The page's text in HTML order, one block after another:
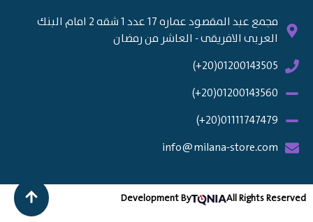
مجمع عبد المقصود عماره 17 عدد 1 شقه 2 امام البنك
العربى الافريقى - العاشر من رمضان
01200143505(20+)
01200143560(20+)
01111747479(20+)
info@milana-store.com
All Rights Reserved
Development By